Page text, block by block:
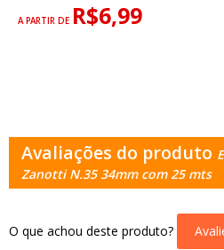
A PARTIR DE R$6,99
Avaliações do produto
Zanotti N.35 34mm com 25 mts
O que achou deste produto?